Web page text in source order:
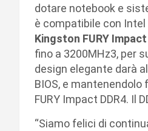
dotare notebook e
è compatibile con Intel
Kingston FURY Impact
fino a 3200MHz3, per
design elegante darà
BIOS, e
FURY Impact DDR4. Il
“Siamo felici di